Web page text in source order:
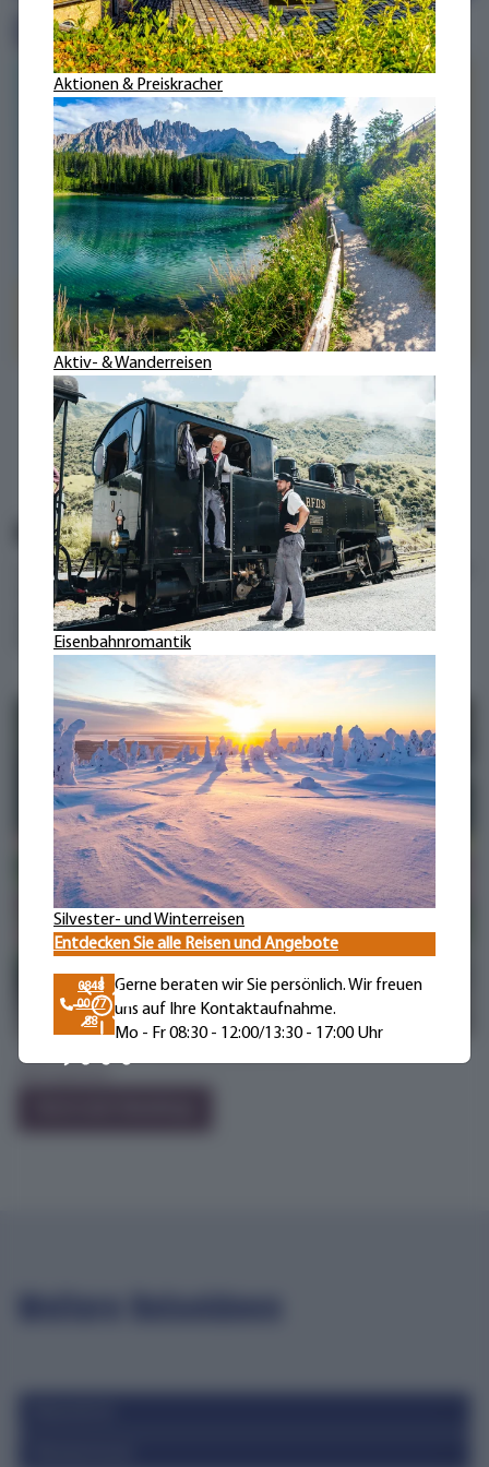
Aktionen & Preiskracher
Aktiv- & Wanderreisen
Eisenbahnromantik
Silvester- und Winterreisen
Entdecken Sie alle Reisen und Angebote
0848
00 77
88
Gerne beraten wir Sie persönlich. Wir freuen
uns auf Ihre Kontaktaufnahme.
Mo - Fr 08:30 - 12:00/13:30 - 17:00 Uhr
Reiseroute
Unser spannender Reiseblog
Lesen und erleben Sie, was unsere Gäste auf Reisen rund um den
Globus entdecken! Packende Berichte, beeindruckende Fotos,
aktuelle Reisetipps, humorvolle Anekdoten und faszinierende
Neuigkeiten aus der Welt von car-tours.ch erwarten Sie.
Weitere Reiseideen